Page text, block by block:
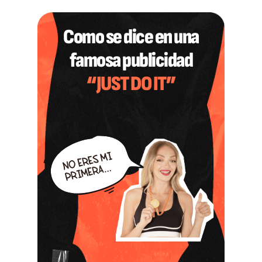
Como se dice en una
famosa publicidad
“JUST DO IT”